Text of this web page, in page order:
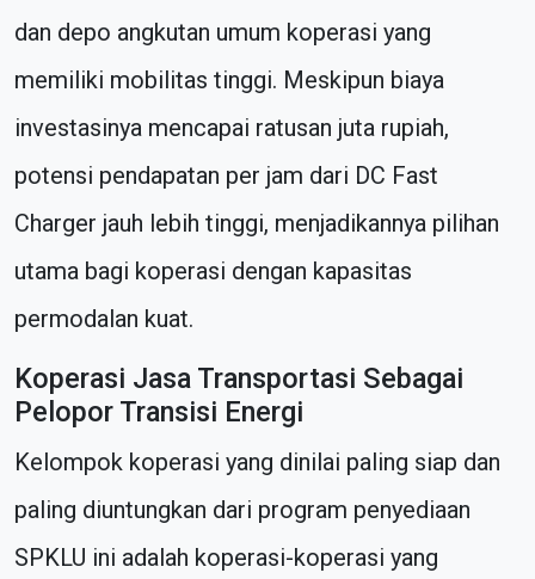
dan depo angkutan umum koperasi yang
memiliki mobilitas tinggi. Meskipun biaya
investasinya mencapai ratusan juta rupiah,
potensi pendapatan per jam dari DC Fast
Charger jauh lebih tinggi, menjadikannya pilihan
utama bagi koperasi dengan kapasitas
permodalan kuat.
Koperasi Jasa Transportasi Sebagai
Pelopor Transisi Energi
Kelompok koperasi yang dinilai paling siap dan
paling diuntungkan dari program penyediaan
SPKLU ini adalah koperasi-koperasi yang